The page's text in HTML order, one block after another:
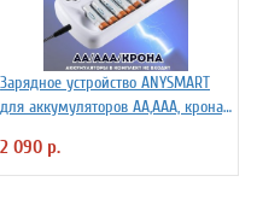
Зарядное устройство ANYSMART
для аккумуляторов АА,ААА, крона,
2 090 р.